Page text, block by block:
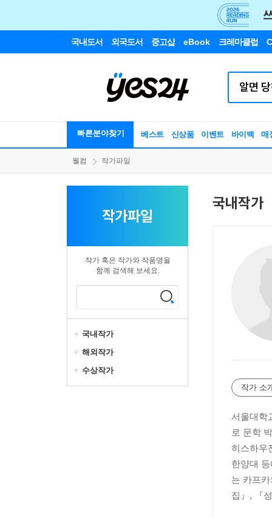
국내도서 외국도서 중고샵 eBook 크레마클럽
빠른분야찾기 베스트 신상품 이벤트 바이백 매
웰컴 작가파일
작가파일
작가 혹은 작가와 작품명을
함께 검색해 보세요.
국내작가
해외작가
수상작가
국내작가
작가 소
서울대학
로 문학
히스하우
한양대
는 카프
집』, 『